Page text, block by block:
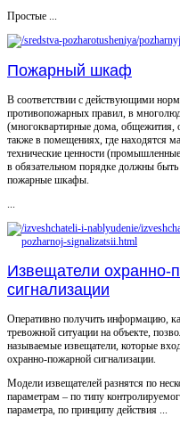
Простые ...
Пожарный шкаф
В соответствии с действующими
противопожарных правил, в
(многоквартирные дома, общежития,
также в помещениях, где находятся
технические ценности
в обязательном порядке должны
пожарные шкафы.
...
Извещатели охранно-
сигнализации
Оперативно получить информацию,
тревожной ситуации на объекте,
называемые извещатели, которые
охранно-пожарной сигнализации.
Модели извещателей разнятся по
параметрам – по типу
параметра, по принципу действия ...